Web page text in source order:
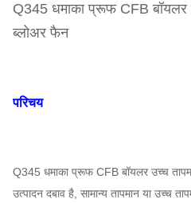
Q345 धमाका प्रूफ CFB बॉयलर
ब्लोअर फैन
परिचय
Q345 धमाका प्रूफ CFB बॉयलर उच्च
उत्पादन दबाव है, सामान्य तापमान या उच्च